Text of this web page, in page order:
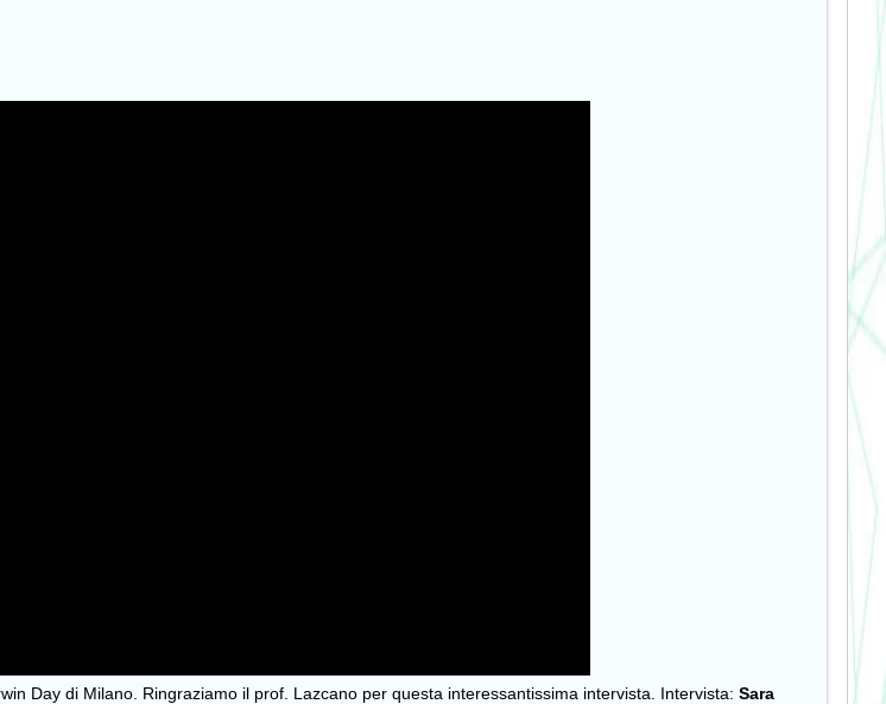
Day di Milano. Ringraziamo il prof. Lazcano per questa interessantissima intervista. Intervista: Sara